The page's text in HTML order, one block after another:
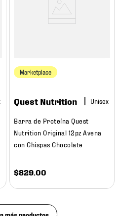
Marketplace
Quest Nutrition
Barra de Proteína Quest
Nutrition Original 12pz Avena
con Chispas Chocolate
$829 .00